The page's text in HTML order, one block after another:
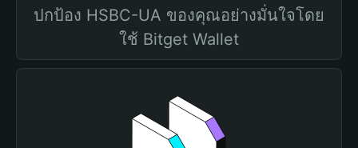
ปกป้อง HSBC-UA ของคุณอย่างมั่นใจโดย
ใช้ Bitget Wallet